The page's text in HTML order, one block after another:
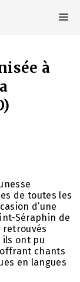
à
de toutes les
d’une
Séraphin de
retrouvés
ils ont pu
chants
en langues